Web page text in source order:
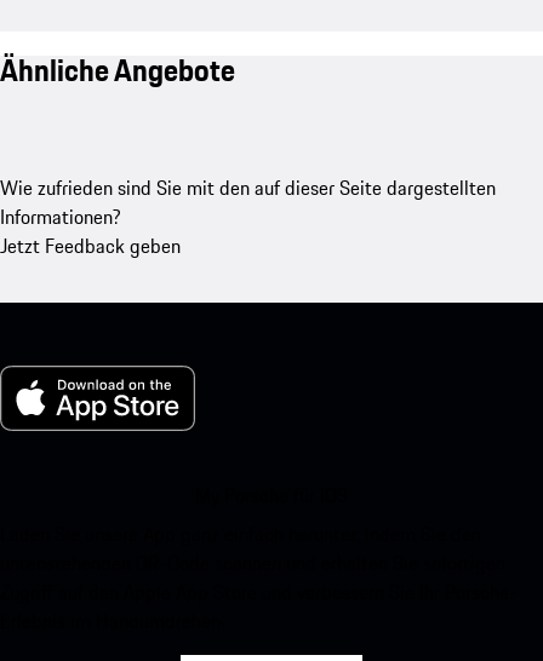
Ähnliche Angebote
Wie zufrieden sind Sie mit den auf dieser Seite dargestellten
Informationen?
Jetzt Feedback geben